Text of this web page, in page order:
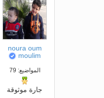
noura oum
moulim
المواضيع: 79
جارة موثوقة